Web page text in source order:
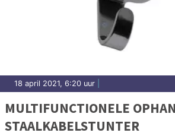
18 april 2021, 6:20 uur
MULTIFUNCTIONELE
STAALKABELSTUNTER